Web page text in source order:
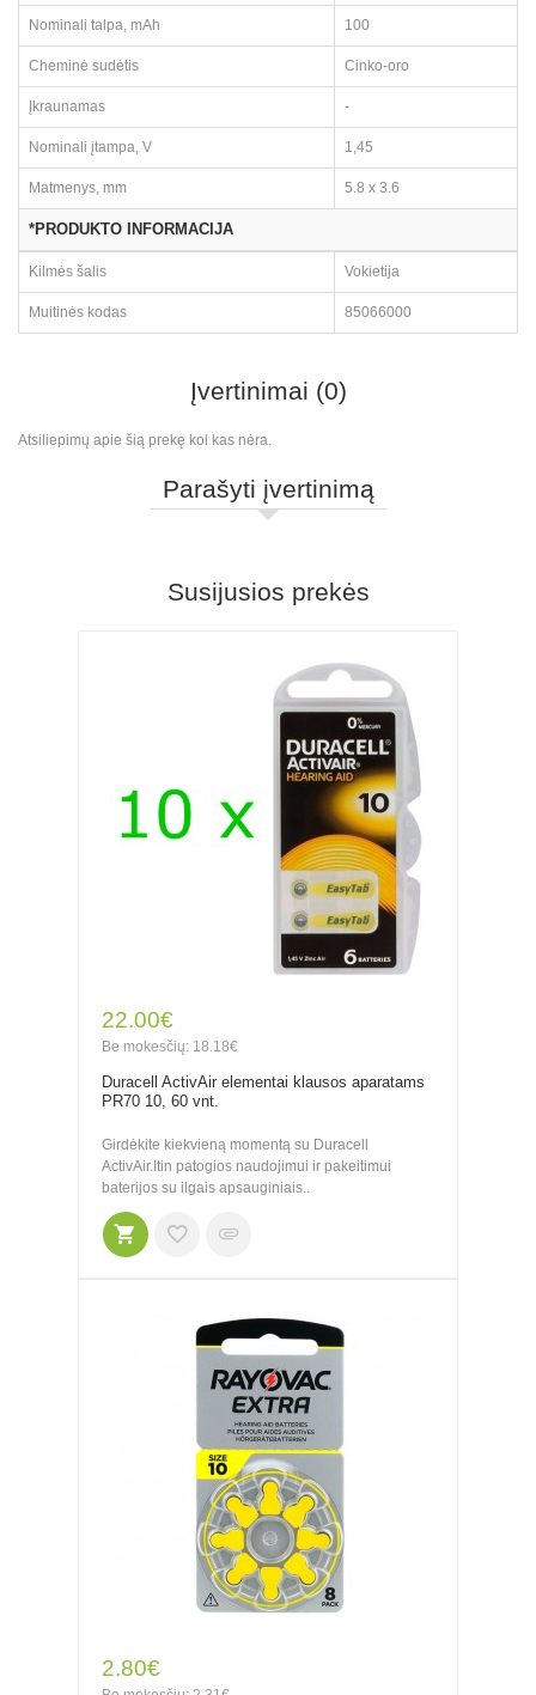
Nominali talpa, mAh 100
Cheminė sudėtis Cinko-oro
Įkraunamas -
Nominali įtampa, V 1,45
Matmenys, mm 5.8 x 3.6
*PRODUKTO INFORMACIJA
Kilmės šalis Vokietija
Muitinės kodas 85066000
Įvertinimai (0)
Atsiliepimų apie šią prekę kol kas nėra.
Parašyti įvertinimą
Susijusios prekės
22.00€
Be mokesčių: 18.18€
Duracell ActivAir elementai klausos aparatams
PR70 10, 60 vnt.
Girdėkite kiekvieną momentą su Duracell
ActivAir.Itin patogios naudojimui ir pakeitimui
baterijos su ilgais apsauginiais..
2.80€